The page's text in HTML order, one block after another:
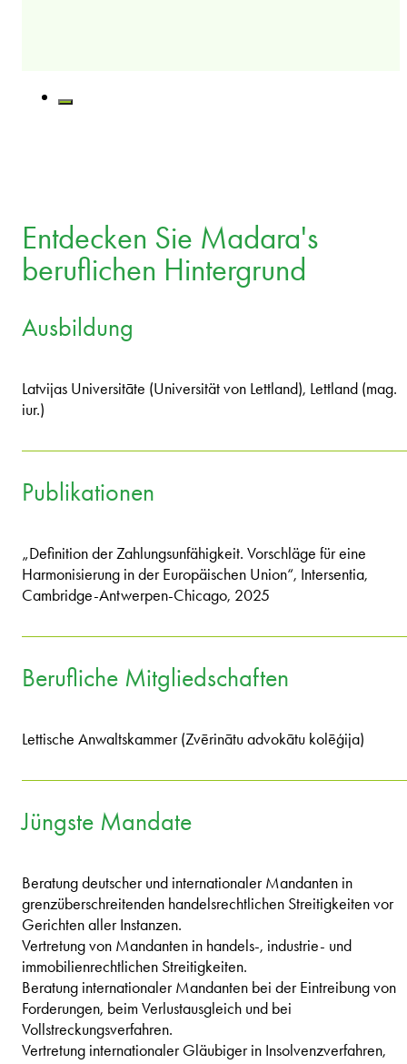
Entdecken Sie Madara's
beruflichen Hintergrund
Ausbildung
Latvijas Universitāte (Universität von Lettland), Lettland (mag.
iur.)
Publikationen
„Definition der Zahlungsunfähigkeit. Vorschläge für eine
Harmonisierung in der Europäischen Union“, Intersentia,
Cambridge-Antwerpen-Chicago, 2025
Berufliche Mitgliedschaften
Lettische Anwaltskammer (Zvērinātu advokātu kolēģija)
Jüngste Mandate
Beratung deutscher und internationaler Mandanten in
grenzüberschreitenden handelsrechtlichen Streitigkeiten vor
Gerichten aller Instanzen.
Vertretung von Mandanten in handels-, industrie- und
immobilienrechtlichen Streitigkeiten.
Beratung internationaler Mandanten bei der Eintreibung von
Forderungen, beim Verlustausgleich und bei
Vollstreckungsverfahren.
Vertretung internationaler Gläubiger in Insolvenzverfahren,